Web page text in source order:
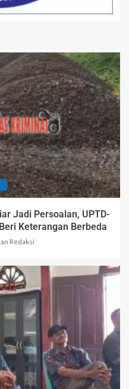
Jadi Persoalan, UPTD-
Keterangan Berbeda
Redaksi